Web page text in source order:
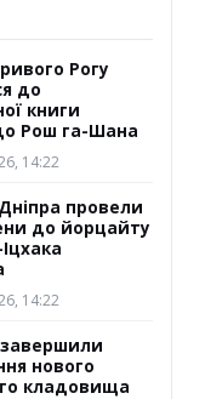
Рогу
до
книги
Рош га-Шана
14:22
провели
до йорцайту
14:22
нового
кладовища